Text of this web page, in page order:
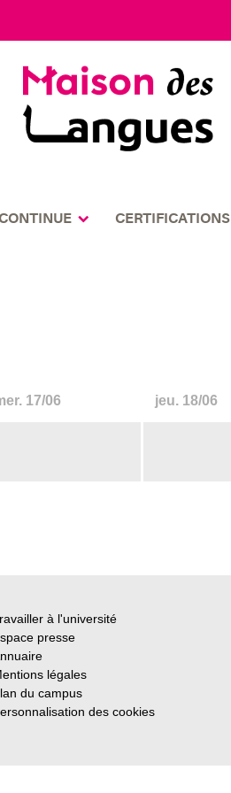
CERTIFICATIONS
mer. 17/06 jeu. 18/06
à l'université
presse
légales
du campus
des cookies